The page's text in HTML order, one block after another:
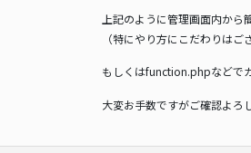
上記のように管理画面内から
（特にやり方にこだわりはご
もしくはfunction.phpなどで
大変お手数ですがご確認よろ